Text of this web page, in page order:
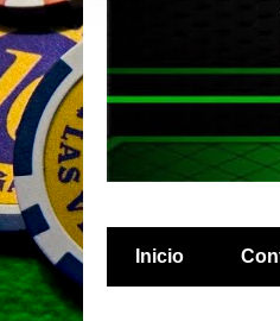
Inicio